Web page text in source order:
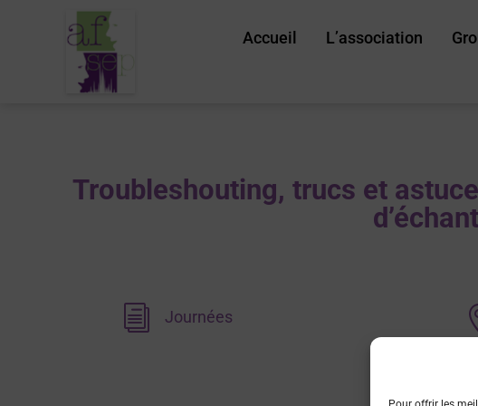
Accueil L’association
Troubleshouting, trucs et
i Journées